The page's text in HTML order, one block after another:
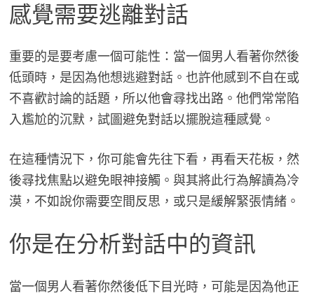
感覺需要逃離對話
重要的是要考慮一個可能性：當一個男人看著你然後
低頭時，是因為他想逃避對話。也許他感到不自在或
不喜歡討論的話題，所以他會尋找出路。他們常常陷
入尷尬的沉默，試圖避免對話以擺脫這種感覺。
在這種情況下，你可能會先往下看，再看天花板，然
後尋找焦點以避免眼神接觸。與其將此行為解讀為冷
漠，不如說你需要空間反思，或只是緩解緊張情緒。
你是在分析對話中的資訊
當一個男人看著你然後低下目光時，可能是因為他正